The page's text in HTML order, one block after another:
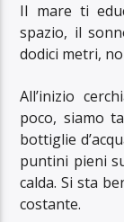
Il mare ti
spazio, il
dodici metri,
All’inizio
poco, siamo
bottiglie
puntini pieni
calda. Si sta
costante.